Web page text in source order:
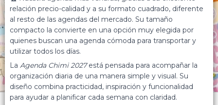
relación precio-calidad y a su formato cuadrado, diferente
al resto de las agendas del mercado. Su tamaño
compacto la convierte en una opción muy elegida por
quienes buscan una agenda cómoda para transportar y
utilizar todos los días.
La Agenda Chimi 2027está pensada para acompañar la
organización diaria de una manera simple y visual. Su
diseño combina practicidad, inspiración y funcionalidad
para ayudar a planificar cada semana con claridad.